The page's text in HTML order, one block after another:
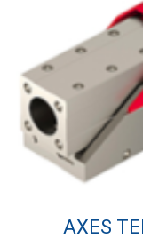
AXES